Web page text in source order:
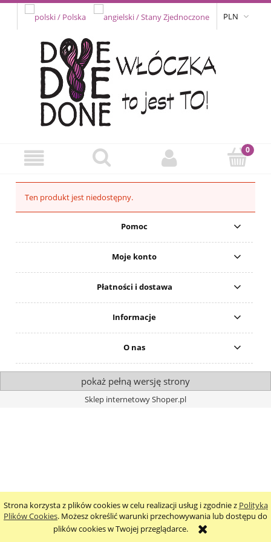
Strona korzysta z plików cookies w celu realizacji usług i zgodnie z Polityką
Plików Cookies. Możesz określić warunki przechowywania lub dostępu do
plików cookies w Twojej przeglądarce.
PLN
Ten produkt jest niedostępny.
Pomoc
Moje konto
Płatności i dostawa
Informacje
O nas
pokaż pełną wersję strony
Sklep internetowy Shoper.pl